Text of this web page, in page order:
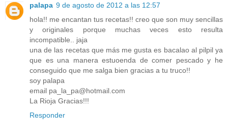
palapa 9 de agosto de 2012 a las 12:57
hola!! me encantan tus recetas!! creo que son muy sencillas
y originales porque muchas veces esto resulta
incompatible.. jaja
una de las recetas que más me gusta es bacalao al pilpil ya
que es una manera estuoenda de comer pescado y he
conseguido que me salga bien gracias a tu truco!!
soy palapa
email pa_la_pa@hotmail.com
La Rioja Gracias!!!
Responder